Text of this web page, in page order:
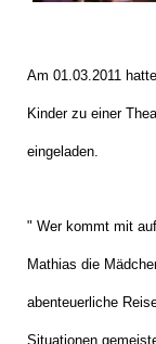
Am 01.03.2011
Kinder zu einer
eingeladen.
" Wer kommt mit
Mathias die
abenteuerliche
Situationen